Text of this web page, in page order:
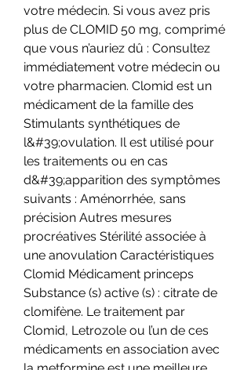
votre médecin. Si vous avez pris
plus de CLOMID 50 mg, comprimé
que vous n’auriez dû : Consultez
immédiatement votre médecin ou
votre pharmacien. Clomid est un
médicament de la famille des
Stimulants synthétiques de
l&#39;ovulation. Il est utilisé pour
les traitements ou en cas
d&#39;apparition des symptômes
suivants : Aménorrhée, sans
précision Autres mesures
procréatives Stérilité associée à
une anovulation Caractéristiques
Clomid Médicament princeps
Substance (s) active (s) : citrate de
clomifène. Le traitement par
Clomid, Letrozole ou l’un de ces
médicaments en association avec